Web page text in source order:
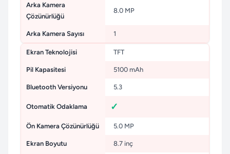
Arka Kamera
Çözünürlüğü
8.0 MP
Arka Kamera Sayısı 1
Ekran Teknolojisi TFT
Pil Kapasitesi 5100 mAh
Bluetooth Versiyonu 5.3
Otomatik Odaklama
Ön Kamera Çözünürlüğü 5.0 MP
Ekran Boyutu 8.7 inç